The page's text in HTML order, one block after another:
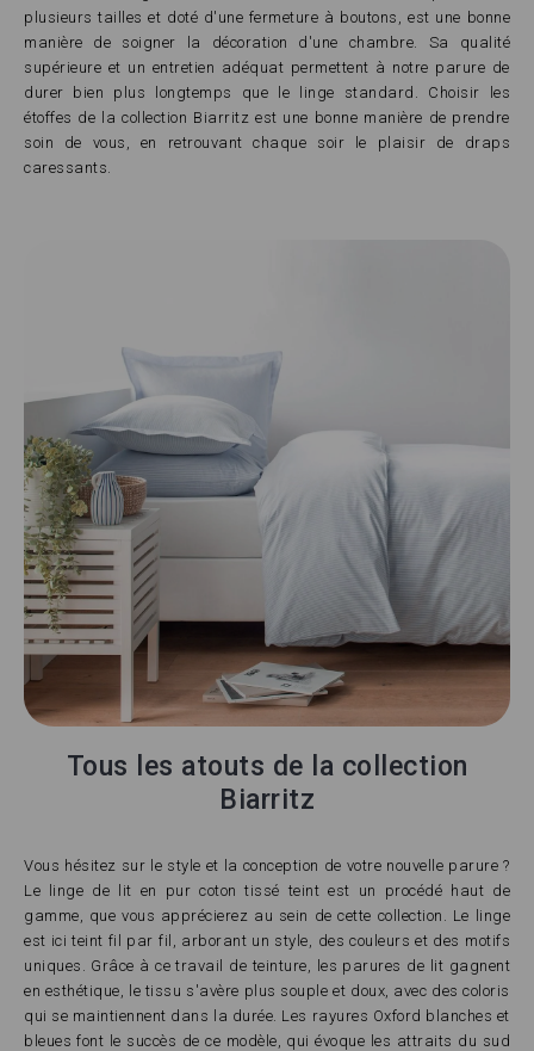
plusieurs tailles et doté d'une fermeture à boutons, est une bonne
manière de soigner la décoration d'une chambre. Sa qualité
supérieure et un entretien adéquat permettent à notre parure de
durer bien plus longtemps que le linge standard. Choisir les
étoffes de la collection Biarritz est une bonne manière de prendre
soin de vous, en retrouvant chaque soir le plaisir de draps
caressants.
Tous les atouts de la collection
Biarritz
Vous hésitez sur le style et la conception de votre nouvelle parure ?
Le linge de lit en pur coton tissé teint est un procédé haut de
gamme, que vous apprécierez au sein de cette collection. Le linge
est ici teint fil par fil, arborant un style, des couleurs et des motifs
uniques. Grâce à ce travail de teinture, les parures de lit gagnent
en esthétique, le tissu s'avère plus souple et doux, avec des coloris
qui se maintiennent dans la durée. Les rayures Oxford blanches et
bleues font le succès de ce modèle, qui évoque les attraits du sud